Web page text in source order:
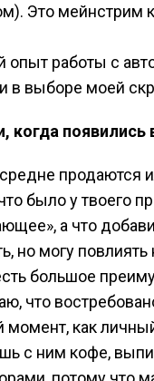
Это мейнстрим
опыт работы с
в выборе моей
когда появились
продаются
было у твоего
а что
но могу
большое
что
как
с ним кофе,